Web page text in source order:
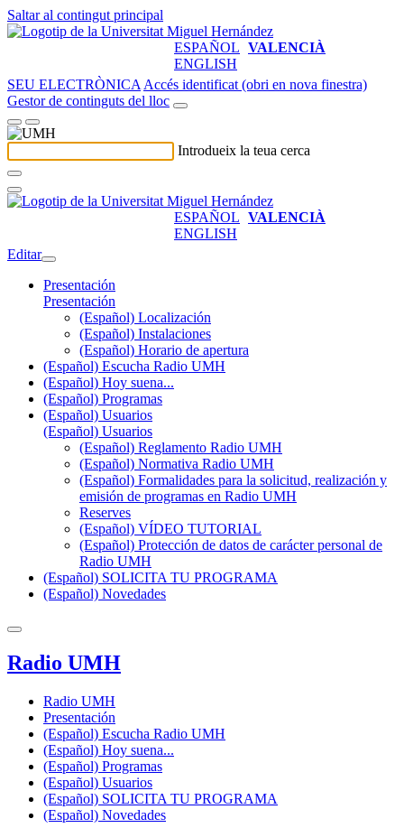
Saltar al contingut principal
ESPAÑOL VALENCIÀ
ENGLISH
SEU ELECTRÒNICA Accés identificat (obri en nova finestra)
Gestor de continguts del lloc
Introdueix la teua cerca
ESPAÑOL VALENCIÀ
ENGLISH
Editar
Presentación
Presentación
(Español) Localización
(Español) Instalaciones
(Español) Horario de apertura
(Español) Escucha Radio UMH
(Español) Hoy suena...
(Español) Programas
(Español) Usuarios
(Español) Usuarios
(Español) Reglamento Radio UMH
(Español) Normativa Radio UMH
(Español) Formalidades para la solicitud, realización y
emisión de programas en Radio UMH
Reserves
(Español) VÍDEO TUTORIAL
(Español) Protección de datos de carácter personal de
Radio UMH
(Español) SOLICITA TU PROGRAMA
(Español) Novedades
Radio UMH
Radio UMH
Presentación
(Español) Escucha Radio UMH
(Español) Hoy suena...
(Español) Programas
(Español) Usuarios
(Español) SOLICITA TU PROGRAMA
(Español) Novedades